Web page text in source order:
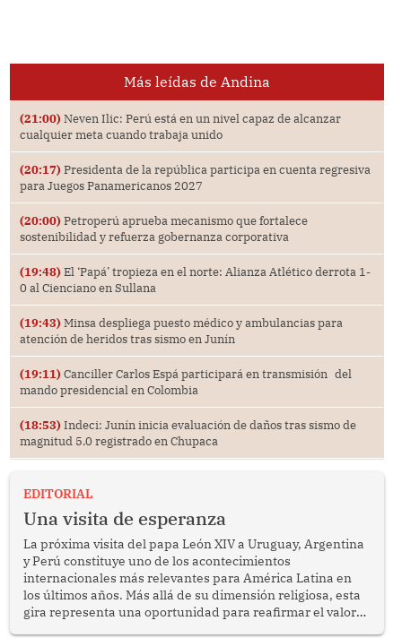
Más leídas de Andina
(21:00) Neven Ilic: Perú está en un nivel capaz de alcanzar
cualquier meta cuando trabaja unido
(20:17) Presidenta de la república participa en cuenta regresiva
para Juegos Panamericanos 2027
(20:00) Petroperú aprueba mecanismo que fortalece
sostenibilidad y refuerza gobernanza corporativa
(19:48) El ‘Papá’ tropieza en el norte: Alianza Atlético derrota 1-
0 al Cienciano en Sullana
(19:43) Minsa despliega puesto médico y ambulancias para
atención de heridos tras sismo en Junín
(19:11) Canciller Carlos Espá participará en transmisión del
mando presidencial en Colombia
(18:53) Indeci: Junín inicia evaluación de daños tras sismo de
magnitud 5.0 registrado en Chupaca
EDITORIAL
Una visita de esperanza
La próxima visita del papa León XIV a Uruguay, Argentina
y Perú constituye uno de los acontecimientos
internacionales más relevantes para América Latina en
los últimos años. Más allá de su dimensión religiosa, esta
gira representa una oportunidad para reafirmar el valor